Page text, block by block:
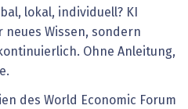
lokal, individuell? KI
Wissen, sondern
Ohne Anleitung,
des World Economic Forum